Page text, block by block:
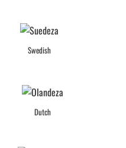
Swedish
Dutch